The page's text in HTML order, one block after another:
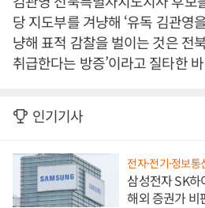
당 지도부를 겨냥해 ‘유독 김관영
냥해 표적 감찰을 벌이는 것은 전
취급한다는 방증’이라고 질타한
인기기사
전자·전기·정보통
삼성전자 SK
해외 증권가 비